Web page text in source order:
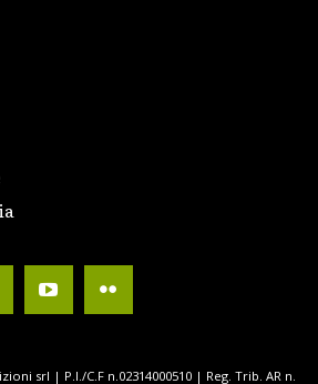
srl | P.I./C.F n.02314000510 | Reg. Trib. AR n.